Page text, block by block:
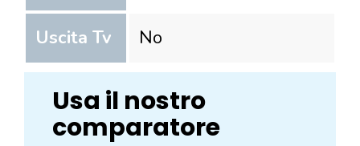
Uscita Tv No
Usa il nostro
comparatore